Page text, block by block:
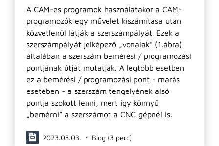
A CAM-es programok használatakor a CAM-
programozók egy művelet kiszámítása után
közvetlenül látják a szerszámpályát. Ezek a
szerszámpályát jelképező „vonalak” (1.ábra)
általában a szerszám bemérési / programozási
pontjának útját mutatják. A legtöbb esetben
ez a bemérési / programozási pont - marás
esetében - a szerszám tengelyének alsó
pontja szokott lenni, mert így könnyű
„bemérni” a szerszámot a CNC gépnél is.
2023.08.03. ・ Blog (3 perc)